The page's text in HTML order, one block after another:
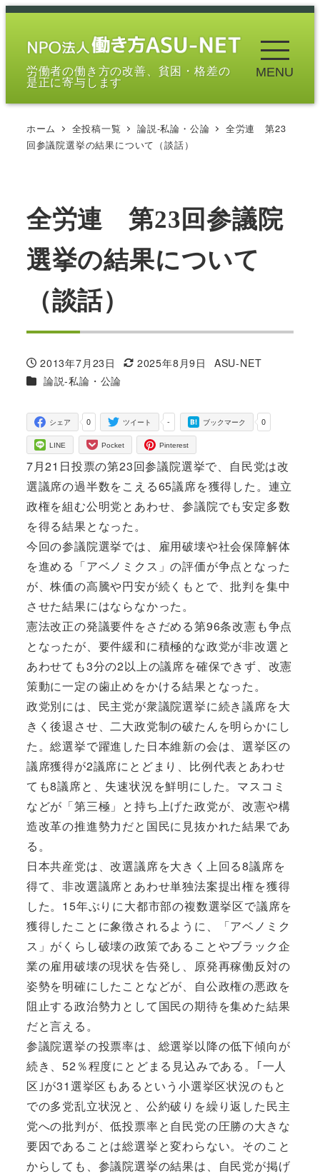
メ
労働者の働き方の改善、貧困・格差の
是正に寄与します
MENU
ホーム 全投稿一覧 論説-私論・公論
全労連 第23
回参議院選挙の結果について（談話）
全労連 第23回参議院
選挙の結果について
（談話）
投稿日
2013年7月23日
更新日
2025年8月9日
著
ASU-NET
カテゴリー
論説-私論・公論
0
シェア -
ツイート 0
ブックマーク
LINE Pocket Pinterest
7月21日投票の第23回参議院選挙で、自民党は改
選議席の過半数をこえる65議席を獲得した。連立
政権を組む公明党とあわせ、参議院でも安定多数
を得る結果となった。
今回の参議院選挙では、雇用破壊や社会保障解体
を進める「アベノミクス」の評価が争点となった
が、株価の高騰や円安が続くもとで、批判を集中
させた結果にはならなかった。
憲法改正の発議要件をさだめる第96条改憲も争点
となったが、要件緩和に積極的な政党が非改選と
あわせても3分の2以上の議席を確保できず、改憲
策動に一定の歯止めをかける結果となった。
政党別には、民主党が衆議院選挙に続き議席を大
きく後退させ、二大政党制の破たんを明らかにし
た。総選挙で躍進した日本維新の会は、選挙区の
議席獲得が2議席にとどまり、比例代表とあわせ
ても8議席と、失速状況を鮮明にした。マスコミ
などが「第三極」と持ち上げた政党が、改憲や構
造改革の推進勢力だと国民に見抜かれた結果であ
る。
日本共産党は、改選議席を大きく上回る8議席を
得て、非改選議席とあわせ単独法案提出権を獲得
した。15年ぶりに大都市部の複数選挙区で議席を
獲得したことに象徴されるように、「アベノミク
ス」がくらし破壊の政策であることやブラック企
業の雇用破壊の現状を告発し、原発再稼働反対の
姿勢を明確にしたことなどが、自公政権の悪政を
阻止する政治勢力として国民の期待を集めた結果
だと言える。
参議院選挙の投票率は、総選挙以降の低下傾向が
続き、52％程度にとどまる見込みである。｢一人
区｣が31選挙区もあるという小選挙区状況のもと
での多党乱立状況と、公約破りを繰り返した民主
党への批判が、低投票率と自民党の圧勝の大きな
要因であることは総選挙と変わらない。そのこと
からしても、参議院選挙の結果は、自民党が掲げ